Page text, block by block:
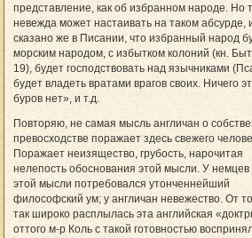
представление, как об избранном народе. Но
невежда может настаивать на таком абсурде,
сказано же в Писании, что избранный народ
морским народом, с избытком колоний (кн.
19), будет господствовать над язычниками
будет владеть вратами врагов своих. Ничего
буров нет», и т.д.
Повторяю, не самая мысль англичан о
превосходстве поражает здесь свежего
Поражает неизящество, грубость, нарочитая
нелепость обоснования этой мысли. У немцев
этой мысли потребовался утонченнейший
философский ум; у англичан невежество. От
так широко расплылась эта английская
оттого м-р Коль с такой готовностью